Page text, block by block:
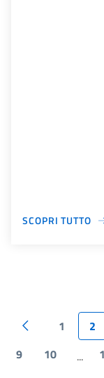
SCOPRI TUTTO
1 2
9
10 ...